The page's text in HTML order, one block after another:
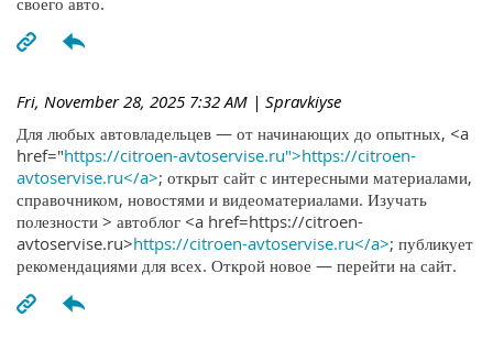
Fri, November 28, 2025 7:32 AM | Spravkiyse
Для любых автовладельцев — от начинающих до опытных, <a
href="https://citroen-avtoservise.ru">https://citroen-
avtoservise.ru</a>; открыт сайт с интересными материалами,
справочником, новостями и видеоматериалами. Изучать
полезности > автоблог <a href=https://citroen-
avtoservise.ru>https://citroen-avtoservise.ru</a>; публикует
рекомендациями для всех. Открой новое — перейти на сайт.